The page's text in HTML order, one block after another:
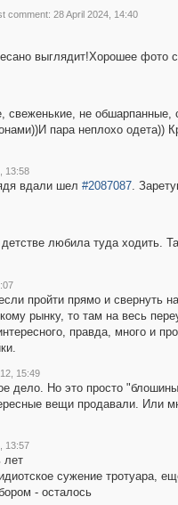
comment: 28 April 2024, 14:40
выглядит!Хорошее фото
свеженькие, не обшарпанные,
пара неплохо одета))
13:58
вдали шел #2087087.
любила туда ходить.
пройти прямо и свернуть
рынку, то там на весь
правда, много и
15:49
дело. Но это просто
вещи продавали. Или
13:57
лет
сужение тротуара,
- осталось